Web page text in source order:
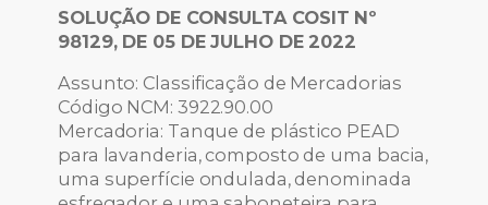
SOLUÇÃO DE CONSULTA COSIT Nº
98129, DE 05 DE JULHO DE 2022
Assunto: Classificação de Mercadorias
Código NCM: 3922.90.00
Mercadoria: Tanque de plástico PEAD
para lavanderia, composto de uma bacia,
uma superfície ondulada, denominada